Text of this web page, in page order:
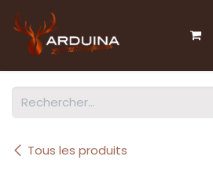
Tous les produits